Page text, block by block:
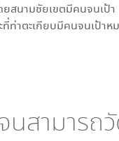
ยสนามชัยเขตมีคนจนเป้า
ที่ท่าตะเกียบมีคนจนเป้าห
นสามารถ